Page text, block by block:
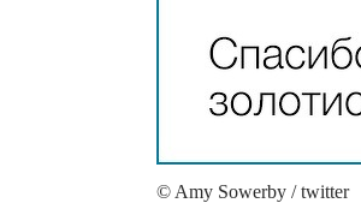
© Amy Sowerby / twitter